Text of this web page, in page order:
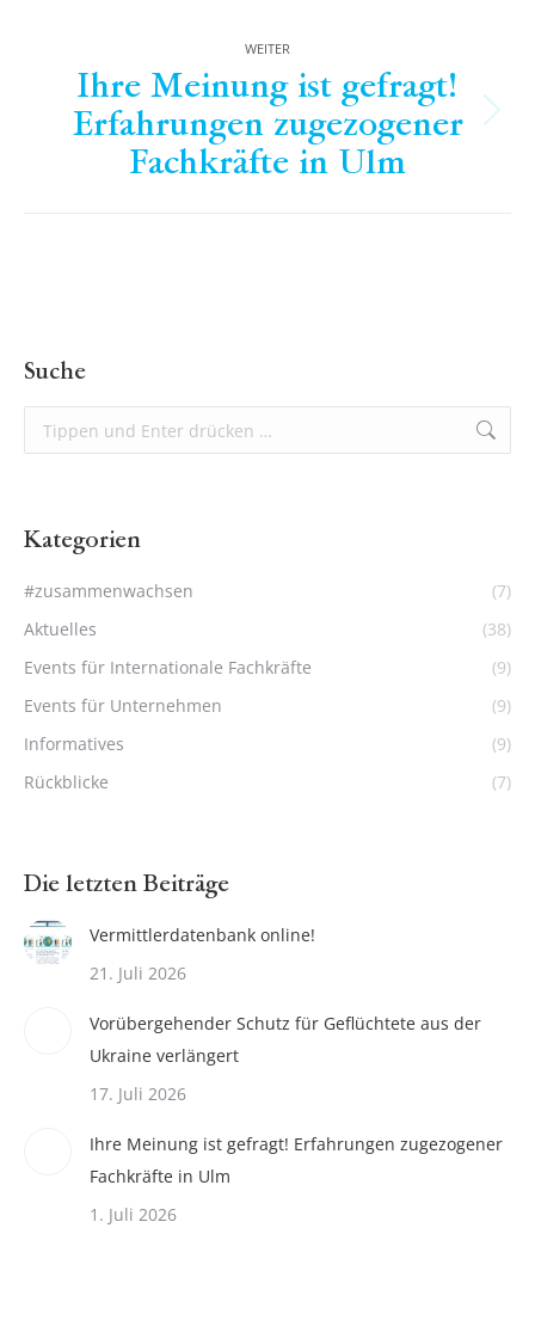
WEITER
Nächster
Beitrag:
Ihre Meinung ist gefragt!
Erfahrungen zugezogener
Fachkräfte in Ulm
Suche
Suchen:
Kategorien
#zusammenwachsen
(7)
Aktuelles
(38)
Events für Internationale Fachkräfte
(9)
Events für Unternehmen
(9)
Informatives
(9)
Rückblicke
(7)
Die letzten Beiträge
Vermittlerdatenbank online!
21. Juli 2026
Vorübergehender Schutz für Geflüchtete aus der
Ukraine verlängert
17. Juli 2026
Ihre Meinung ist gefragt! Erfahrungen zugezogener
Fachkräfte in Ulm
1. Juli 2026